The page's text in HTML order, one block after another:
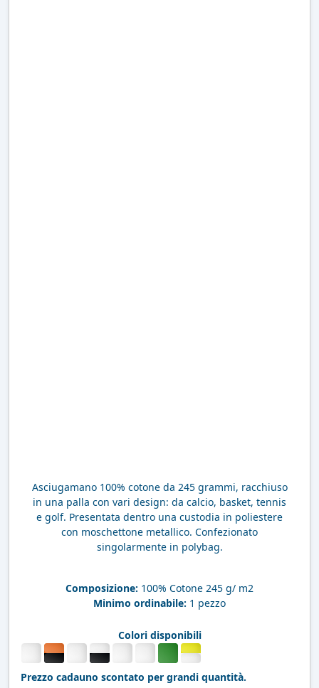
Asciugamano 100% cotone da 245 grammi, racchiuso
in una palla con vari design: da calcio, basket, tennis
e golf. Presentata dentro una custodia in poliestere
con moschettone metallico. Confezionato
singolarmente in polybag.
Composizione: 100% Cotone 245 g/ m2
Minimo ordinabile: 1 pezzo
Colori disponibili
Prezzo cadauno scontato per grandi quantità.